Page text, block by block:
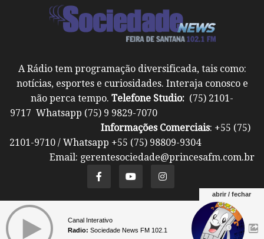
A Rádio tem programação diversificada, tais como:
notícias, esportes e curiosidades. Interaja conosco e
não perca tempo. Telefone Studio: (75) 2101-
9717 Whatsapp (75) 9 9829-7070
Informações Comerciais: +55 (75)
2101-9710 / Whatsapp +55 (75) 98809-9304
Email: gerentesociedade@princesafm.com.br
Um site pertencente a Fundação Santo Antônio ©
Todos os direitos reservados.
abrir / fechar
Canal Interativo
Radio: Sociedade News FM 102.1